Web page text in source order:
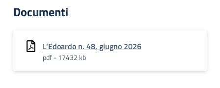
Documenti
L'Edoardo n. 48, giugno 2026
pdf - 17432 kb